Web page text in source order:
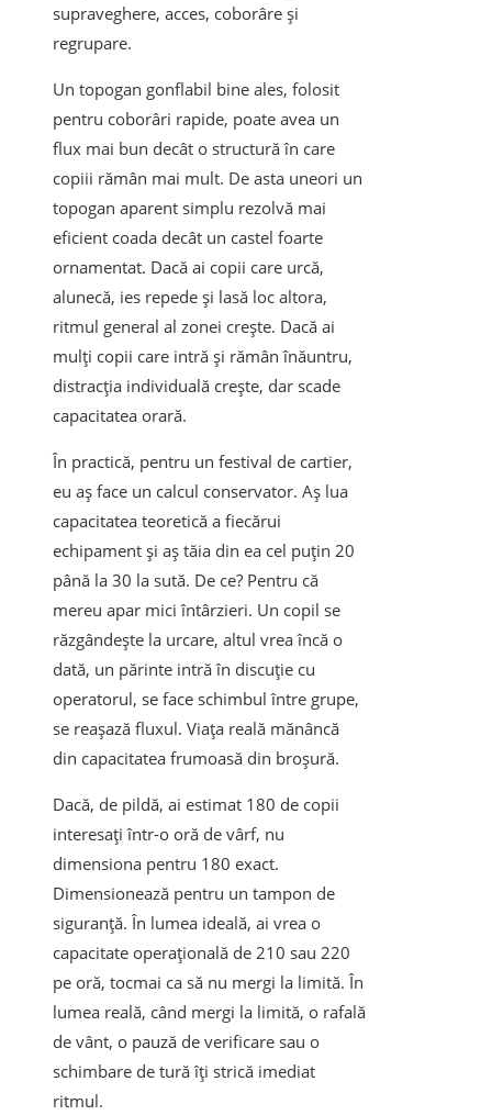
supraveghere, acces, coborâre și
regrupare.
Un topogan gonflabil bine ales, folosit
pentru coborâri rapide, poate avea un
flux mai bun decât o structură în care
copiii rămân mai mult. De asta uneori un
topogan aparent simplu rezolvă mai
eficient coada decât un castel foarte
ornamentat. Dacă ai copii care urcă,
alunecă, ies repede și lasă loc altora,
ritmul general al zonei crește. Dacă ai
mulți copii care intră și rămân înăuntru,
distracția individuală crește, dar scade
capacitatea orară.
În practică, pentru un festival de cartier,
eu aș face un calcul conservator. Aș lua
capacitatea teoretică a fiecărui
echipament și aș tăia din ea cel puțin 20
până la 30 la sută. De ce? Pentru că
mereu apar mici întârzieri. Un copil se
răzgândește la urcare, altul vrea încă o
dată, un părinte intră în discuție cu
operatorul, se face schimbul între grupe,
se reașază fluxul. Viața reală mănâncă
din capacitatea frumoasă din broșură.
Dacă, de pildă, ai estimat 180 de copii
interesați într-o oră de vârf, nu
dimensiona pentru 180 exact.
Dimensionează pentru un tampon de
siguranță. În lumea ideală, ai vrea o
capacitate operațională de 210 sau 220
pe oră, tocmai ca să nu mergi la limită. În
lumea reală, când mergi la limită, o rafală
de vânt, o pauză de verificare sau o
schimbare de tură îți strică imediat
ritmul.